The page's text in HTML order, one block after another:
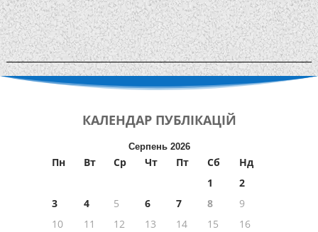
КАЛЕНДАР ПУБЛІКАЦІЙ
Серпень 2026
Пн Вт Ср Чт Пт Сб
Нд
1
2
3
4 5 6 7 8
9
10
11 12 13 14 15
16